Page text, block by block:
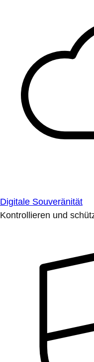
Digitale Souveränität
Kontrollieren und